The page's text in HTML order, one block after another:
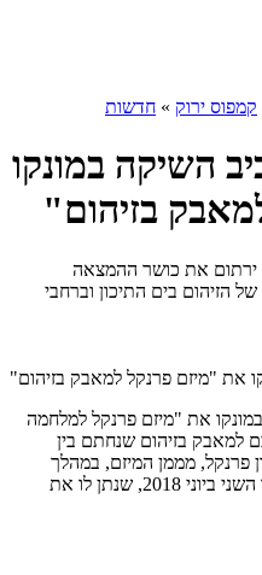
קמפוס ירוק » חדשות
השיקה במונקו
בזיהום"
ירתום את כושר ההמצאה
הזיהום בים התיכון וברחבי
את "מיזם פרנקל למלחמה
למאבק בזיהום שנחתם בין
פרנקל, מממן המיזם, במהלך
ביקורו בתל אביב של נסיך מונקו אלבר השני ביוני 2018, שנתן לו את